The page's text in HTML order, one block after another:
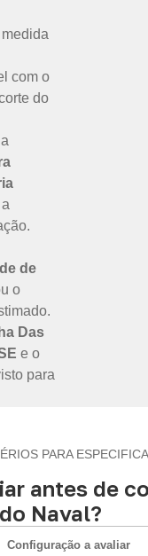
medida
com o
do
de
o
Das
e o
para
PARA
antes de
Naval?
Configuração a avaliar